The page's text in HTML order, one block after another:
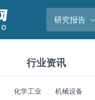
研究报告
行业资讯
化学工业
机械设备